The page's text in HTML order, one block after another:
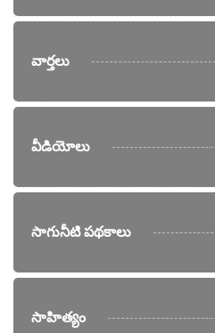
వార్తలు
వీడియోలు
సాగునీటి పథకాలు
సాహిత్యం